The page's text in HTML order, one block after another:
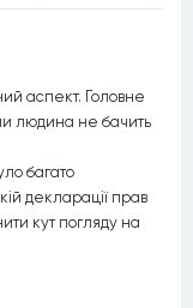
аспект. Головне
людина не бачить
багато
декларації прав
кут погляду на